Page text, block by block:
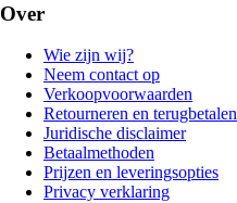
Over
Wie zijn wij?
Neem contact op
Verkoopvoorwaarden
Retourneren en terugbetalen
Juridische disclaimer
Betaalmethoden
Prijzen en leveringsopties
Privacy verklaring